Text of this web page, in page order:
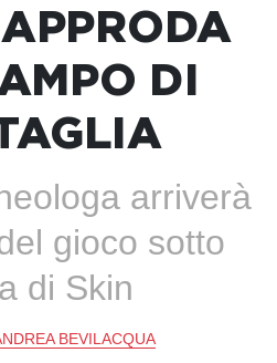
DI
arriverà
gioco sotto
di Skin
BEVILACQUA